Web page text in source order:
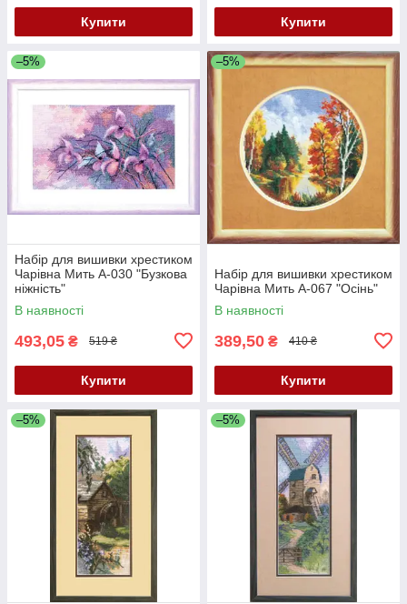
Купити Купити
–5%
Набір для вишивки хрестиком
Чарівна Мить А-030 "Бузкова
ніжність"
В наявності
493,05 ₴ 519 ₴
Купити
–5%
Набір для вишивки хрестиком
Чарівна Мить А-067 "Осінь"
В наявності
389,50 ₴ 410 ₴
Купити
–5% –5%